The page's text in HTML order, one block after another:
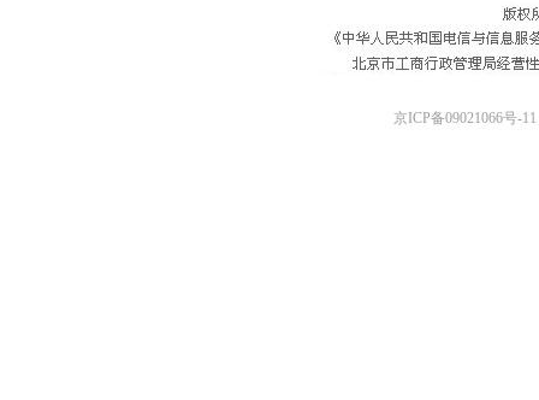
京ICP备09021066号-11